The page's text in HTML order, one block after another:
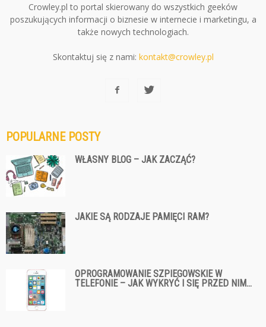
Crowley.pl to portal skierowany do wszystkich geeków
poszukujących informacji o biznesie w internecie i marketingu, a
także nowych technologiach.
Skontaktuj się z nami: kontakt@crowley.pl
POPULARNE POSTY
WŁASNY BLOG – JAK ZACZĄĆ?
JAKIE SĄ RODZAJE PAMIĘCI RAM?
OPROGRAMOWANIE SZPIEGOWSKIE W
TELEFONIE – JAK WYKRYĆ I SIĘ PRZED NIM...